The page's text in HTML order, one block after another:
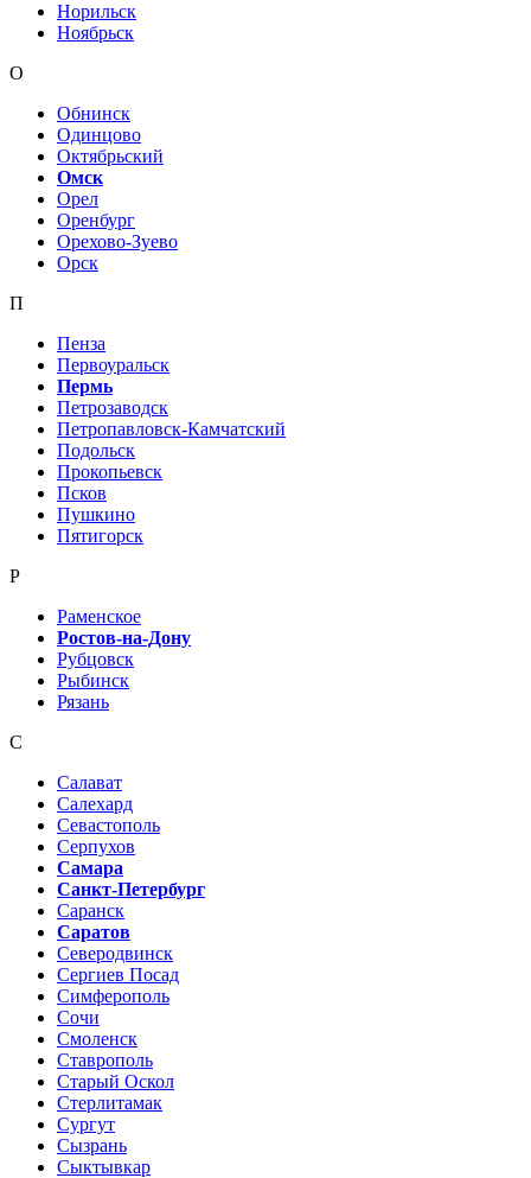
Норильск
Ноябрьск
О
Обнинск
Одинцово
Октябрьский
Омск
Орел
Оренбург
Орехово-Зуево
Орск
П
Пенза
Первоуральск
Пермь
Петрозаводск
Петропавловск-Камчатский
Подольск
Прокопьевск
Псков
Пушкино
Пятигорск
Р
Раменское
Ростов-на-Дону
Рубцовск
Рыбинск
Рязань
С
Салават
Салехард
Севастополь
Серпухов
Самара
Санкт-Петербург
Саранск
Саратов
Северодвинск
Сергиев Посад
Симферополь
Сочи
Смоленск
Ставрополь
Старый Оскол
Стерлитамак
Сургут
Сызрань
Сыктывкар